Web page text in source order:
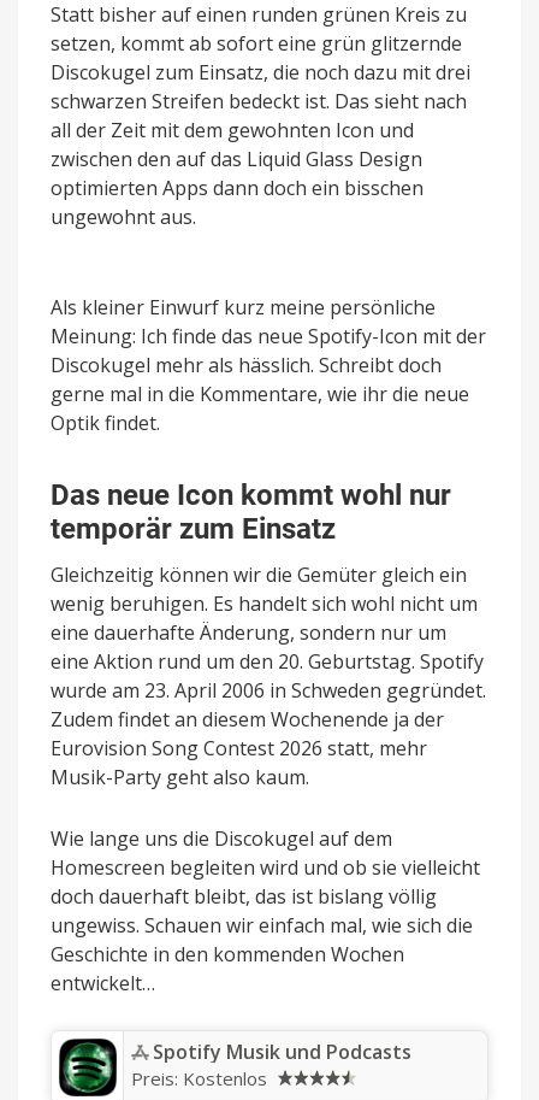
Statt bisher auf einen runden grünen Kreis zu
setzen, kommt ab sofort eine grün glitzernde
Discokugel zum Einsatz, die noch dazu mit drei
schwarzen Streifen bedeckt ist. Das sieht nach
all der Zeit mit dem gewohnten Icon und
zwischen den auf das Liquid Glass Design
optimierten Apps dann doch ein bisschen
ungewohnt aus.
Als kleiner Einwurf kurz meine persönliche
Meinung: Ich finde das neue Spotify-Icon mit der
Discokugel mehr als hässlich. Schreibt doch
gerne mal in die Kommentare, wie ihr die neue
Optik findet.
Das neue Icon kommt wohl nur
temporär zum Einsatz
Gleichzeitig können wir die Gemüter gleich ein
wenig beruhigen. Es handelt sich wohl nicht um
eine dauerhafte Änderung, sondern nur um
eine Aktion rund um den 20. Geburtstag. Spotify
wurde am 23. April 2006 in Schweden gegründet.
Zudem findet an diesem Wochenende ja der
Eurovision Song Contest 2026 statt, mehr
Musik-Party geht also kaum.
Wie lange uns die Discokugel auf dem
Homescreen begleiten wird und ob sie vielleicht
doch dauerhaft bleibt, das ist bislang völlig
ungewiss. Schauen wir einfach mal, wie sich die
Geschichte in den kommenden Wochen
entwickelt…
Spotify Musik und Podcasts
Preis: Kostenlos